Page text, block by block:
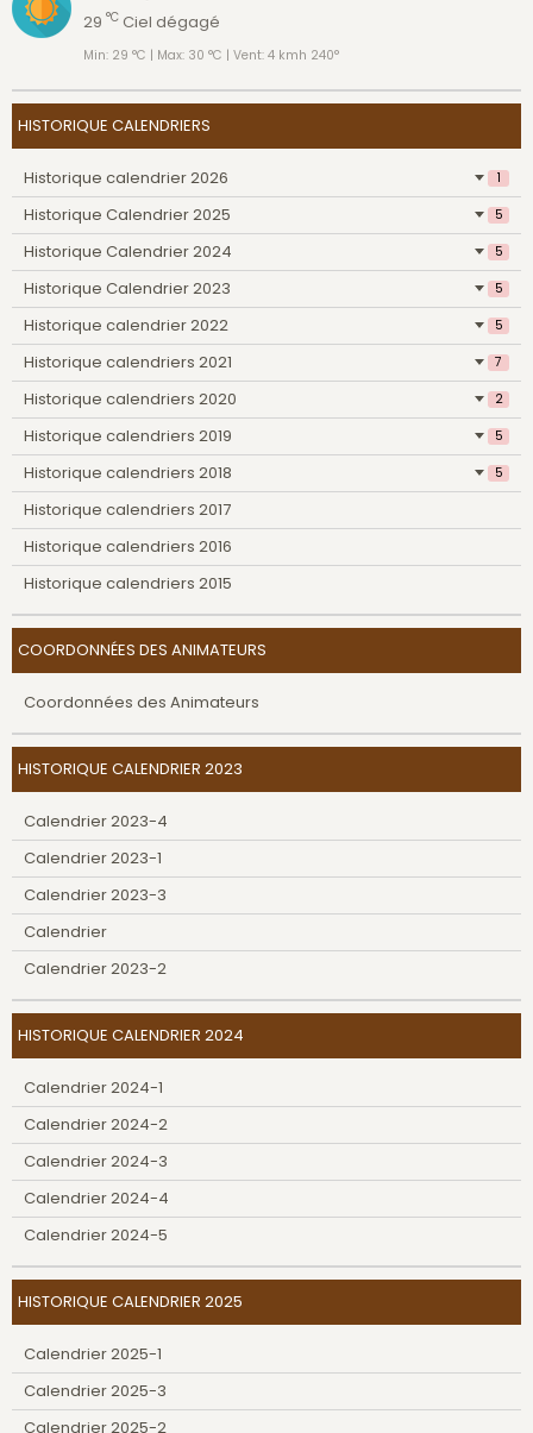
29 °C Ciel dégagé
Min: 29 °C | Max: 30 °C | Vent: 4 kmh 240°
HISTORIQUE CALENDRIERS
Historique calendrier 2026 1
Historique Calendrier 2025 5
Historique Calendrier 2024 5
Historique Calendrier 2023 5
Historique calendrier 2022 5
Historique calendriers 2021 7
Historique calendriers 2020 2
Historique calendriers 2019 5
Historique calendriers 2018 5
Historique calendriers 2017
Historique calendriers 2016
Historique calendriers 2015
COORDONNÉES DES ANIMATEURS
Coordonnées des Animateurs
HISTORIQUE CALENDRIER 2023
Calendrier 2023-4
Calendrier 2023-1
Calendrier 2023-3
Calendrier
Calendrier 2023-2
HISTORIQUE CALENDRIER 2024
Calendrier 2024-1
Calendrier 2024-2
Calendrier 2024-3
Calendrier 2024-4
Calendrier 2024-5
HISTORIQUE CALENDRIER 2025
Calendrier 2025-1
Calendrier 2025-3
Calendrier 2025-2